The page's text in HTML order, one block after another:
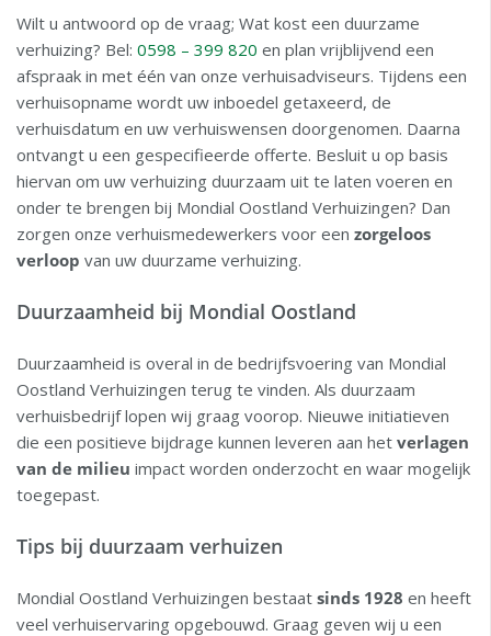
Wilt u antwoord op de vraag; Wat kost een duurzame
verhuizing? Bel: 0598 – 399 820 en plan vrijblijvend een
afspraak in met één van onze verhuisadviseurs. Tijdens een
verhuisopname wordt uw inboedel getaxeerd, de
verhuisdatum en uw verhuiswensen doorgenomen. Daarna
ontvangt u een gespecifieerde offerte. Besluit u op basis
hiervan om uw verhuizing duurzaam uit te laten voeren en
onder te brengen bij Mondial Oostland Verhuizingen? Dan
zorgen onze verhuismedewerkers voor een zorgeloos
verloop van uw duurzame verhuizing.
Duurzaamheid bij Mondial Oostland
Duurzaamheid is overal in de bedrijfsvoering van Mondial
Oostland Verhuizingen terug te vinden. Als duurzaam
verhuisbedrijf lopen wij graag voorop. Nieuwe initiatieven
die een positieve bijdrage kunnen leveren aan het verlagen
van de milieu impact worden onderzocht en waar mogelijk
toegepast.
Tips bij duurzaam verhuizen
Mondial Oostland Verhuizingen bestaat sinds 1928 en heeft
veel verhuiservaring opgebouwd. Graag geven wij u een